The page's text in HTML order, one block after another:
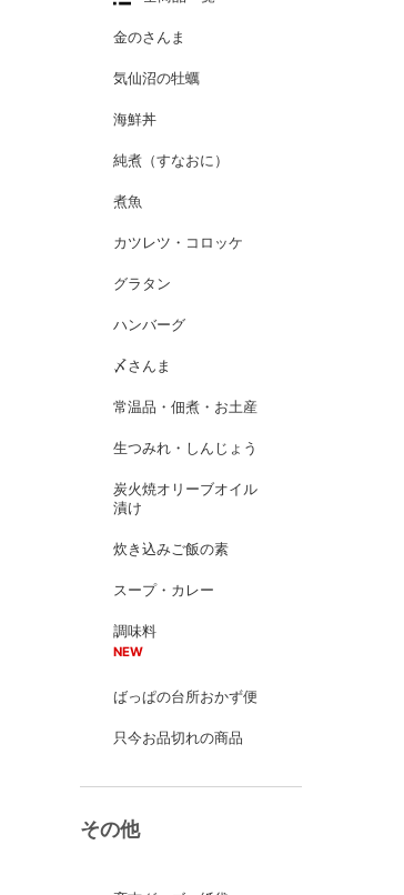
金のさんま
気仙沼の牡蠣
海鮮丼
純煮（すなおに）
煮魚
カツレツ・コロッケ
グラタン
ハンバーグ
〆さんま
常温品・佃煮・お土産
生つみれ・しんじょう
炭火焼オリーブオイル
漬け
炊き込みご飯の素
スープ・カレー
調味料
NEW
ばっぱの台所おかず便
只今お品切れの商品
その他